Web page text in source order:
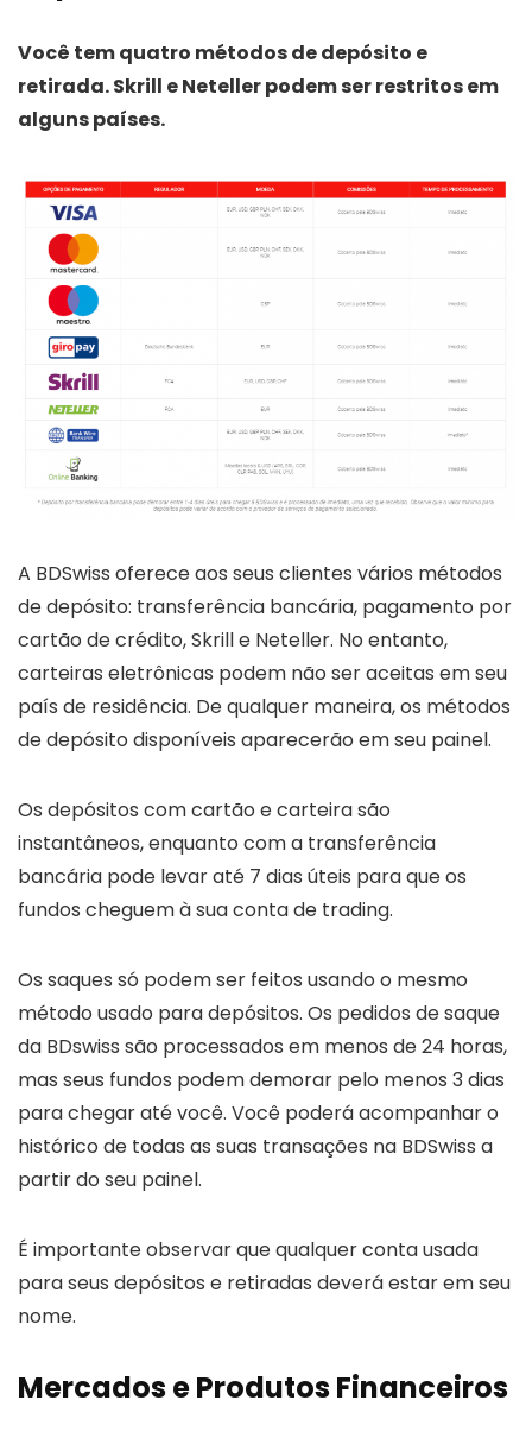
Você tem quatro métodos de depósito e
retirada. Skrill e Neteller podem ser restritos em
alguns países.
A BDSwiss oferece aos seus clientes vários métodos
de depósito: transferência bancária, pagamento por
cartão de crédito, Skrill e Neteller. No entanto,
carteiras eletrônicas podem não ser aceitas em seu
país de residência. De qualquer maneira, os métodos
de depósito disponíveis aparecerão em seu painel.
Os depósitos com cartão e carteira são
instantâneos, enquanto com a transferência
bancária pode levar até 7 dias úteis para que os
fundos cheguem à sua conta de trading.
Os saques só podem ser feitos usando o mesmo
método usado para depósitos. Os pedidos de saque
da BDswiss são processados ​​em menos de 24 horas,
mas seus fundos podem demorar pelo menos 3 dias
para chegar até você. Você poderá acompanhar o
histórico de todas as suas transações na BDSwiss a
partir do seu painel.
É importante observar que qualquer conta usada
para seus depósitos e retiradas deverá estar em seu
nome.
Mercados e Produtos Financeiros